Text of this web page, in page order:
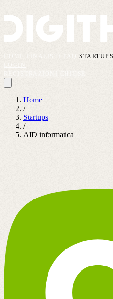
FAQSTARTUPS
Home
/
Startups
/
AID informatica